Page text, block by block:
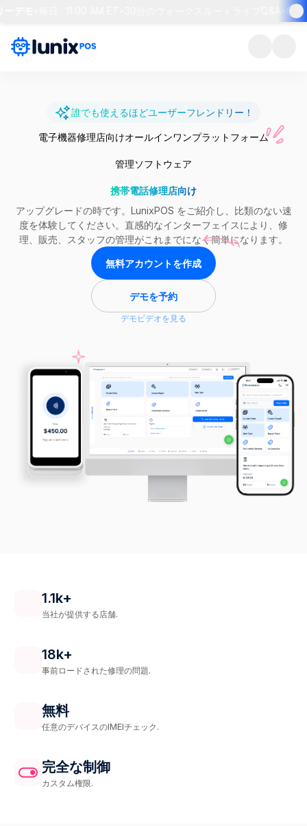
席を
誰でも使えるほどユーザーフレンドリー！
電子機器修理店向けオールインワンプラットフォーム
管理ソフトウェア
携帯電話修理店向け
アップグレードの時です。LunixPOS をご紹介し、比類のない速
度を体験してください。直感的なインターフェイスにより、修
理、販売、スタッフの管理がこれまでになく簡単になります。
デモビデオを見る
デモを予約
無料アカウントを作成
1.1k+
当社が提供する店舗.
18k+
事前ロードされた修理の問題.
無料
任意のデバイスのIMEIチェック.
完全な制御
カスタム権限.